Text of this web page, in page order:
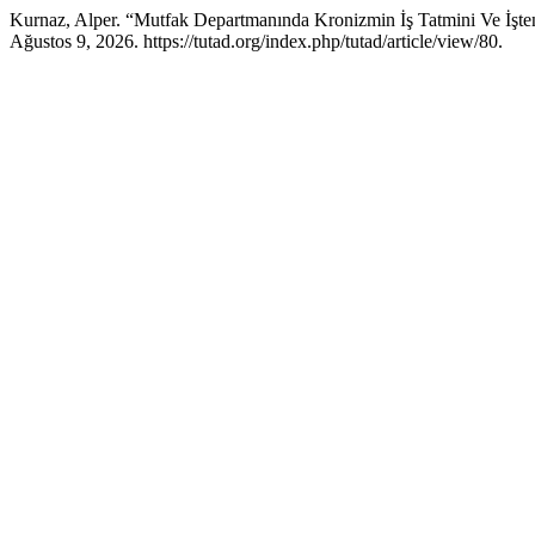
Kurnaz, Alper. “Mutfak Departmanında Kronizmin İş Tatmini Ve
Ağustos 9, 2026. https://tutad.org/index.php/tutad/article/view/80.